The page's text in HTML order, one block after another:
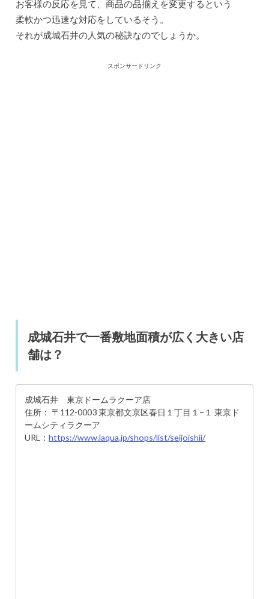
お客様の反応を見て、商品の品揃えを変更するという
柔軟かつ迅速な対応をしているそう。
それが成城石井の人気の秘訣なのでしょうか。
スポンサードリンク
成城石井で一番敷地面積が広く大きい店
舗は？
成城石井 東京ドームラクーア店
住所： 〒112-0003 東京都文京区春日１丁目１−１ 東京ド
ームシティラクーア
URL：https://www.laqua.jp/shops/list/seijoishii/